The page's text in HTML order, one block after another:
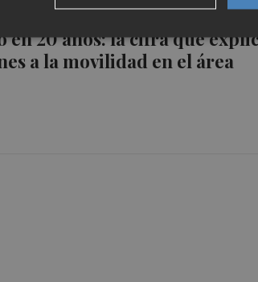
en 20 años: la cifra que
a la movilidad en el área